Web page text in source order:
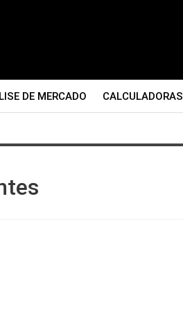
DE MERCADO CALCULADORAS